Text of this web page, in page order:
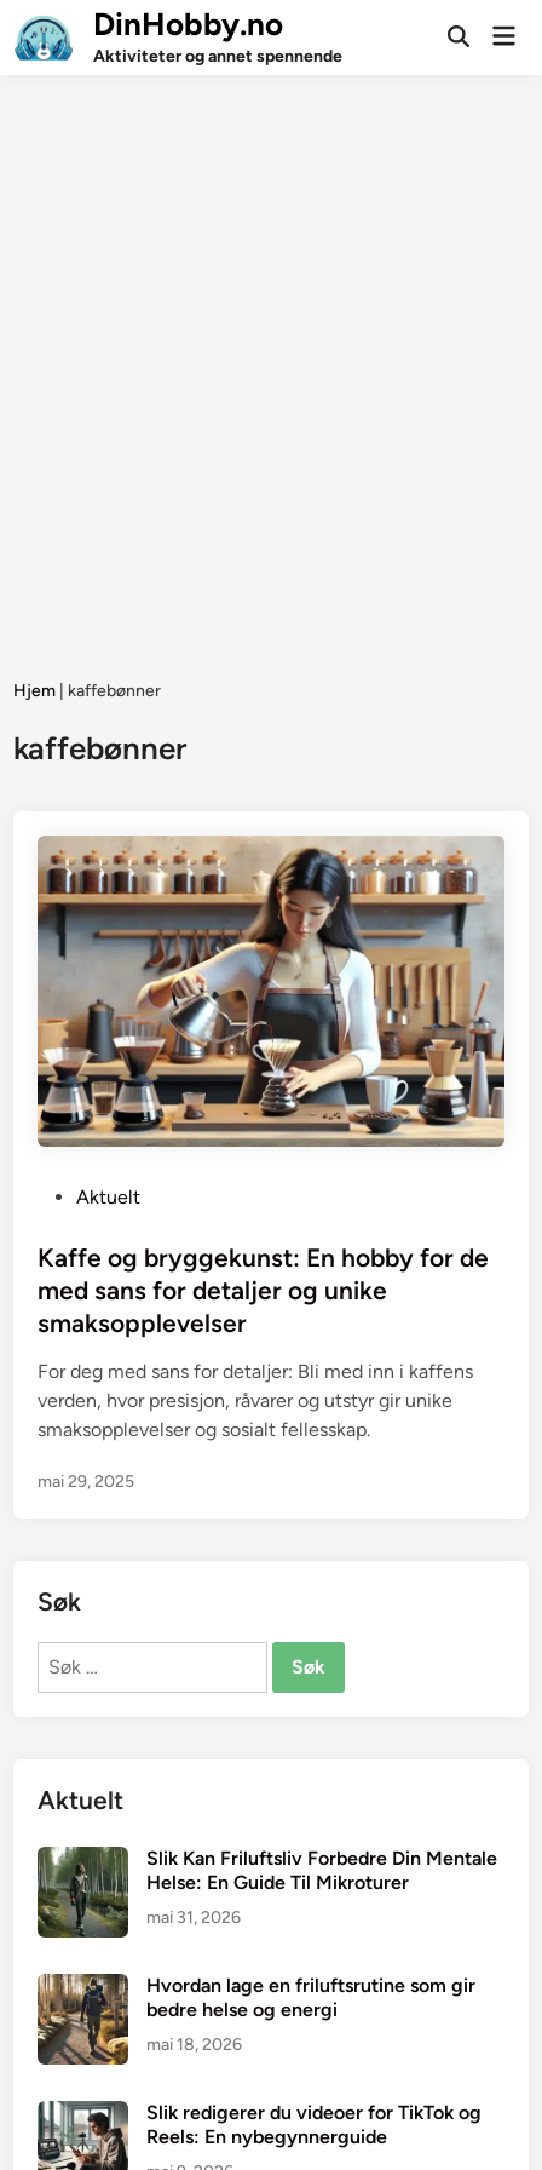
Skip
to
DinHobby.no
Aktiviteter og annet spennende
Open
Hjem kaffebønner
kaffebønner
s
t
d
i
n
Aktuelt
Kaffe og bryggekunst: En hobby for de
med sans for detaljer og unike
smaksopplevelser
For deg med sans for detaljer: Bli med inn i kaffens
verden, hvor presisjon, råvarer og utstyr gir unike
smaksopplevelser og sosialt fellesskap.
mai 29, 2025
Søk
Søk
Aktuelt
Slik Kan Friluftsliv Forbedre Din Mentale
Helse: En Guide Til Mikroturer
mai 31, 2026
Hvordan lage en friluftsrutine som gir
bedre helse og energi
mai 18, 2026
Slik redigerer du videoer for TikTok og
Reels: En nybegynnerguide